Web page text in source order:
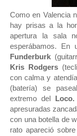
Como en Valencia
hay prisas a la
apertura la sala
esperábamos. En
Funderburk
Kris Rodgers
con calma y
(batería) se
extremo del
apresuradas
con una botella de
rato apareció